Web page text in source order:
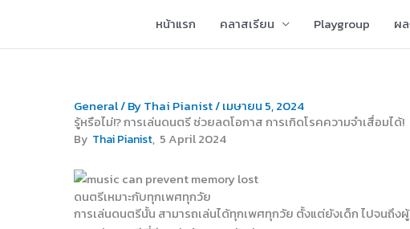
content
หน้าแรก คลาสเรียน Playgroup ผ
General/ ByThai Pianist/เมษายน 5, 2024
รู้หรือไม่!? การเล่นดนตรี ช่วยลดโอกาส การเกิดโรคความจำเสื่อมได้!
By Thai Pianist, 5 April 2024
ดนตรีเหมาะกับทุกเพศทุกวัย
การเล่นดนตรีนั้น สามารถเล่นได้ทุกเพศทุกวัย ตั้งแต่ยังเด็ก ไปจนถึ